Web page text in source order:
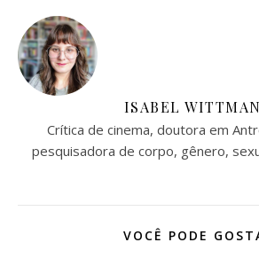
ISABEL
Crítica de cinema, doutora em
pesquisadora de corpo, gênero,
VOCÊ PODE